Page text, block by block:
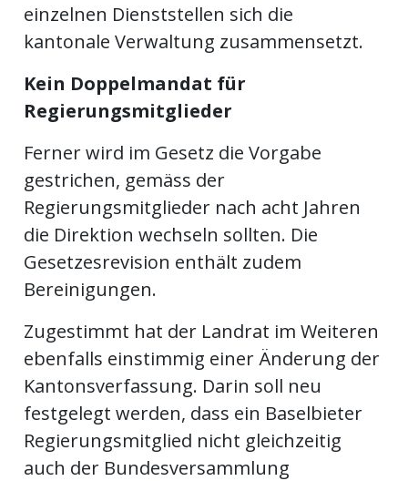
einzelnen Dienststellen sich die
kantonale Verwaltung zusammensetzt.
Kein Doppelmandat für
Regierungsmitglieder
Ferner wird im Gesetz die Vorgabe
gestrichen, gemäss der
Regierungsmitglieder nach acht Jahren
die Direktion wechseln sollten. Die
Gesetzesrevision enthält zudem
Bereinigungen.
Zugestimmt hat der Landrat im Weiteren
ebenfalls einstimmig einer Änderung der
Kantonsverfassung. Darin soll neu
festgelegt werden, dass ein Baselbieter
Regierungsmitglied nicht gleichzeitig
auch der Bundesversammlung